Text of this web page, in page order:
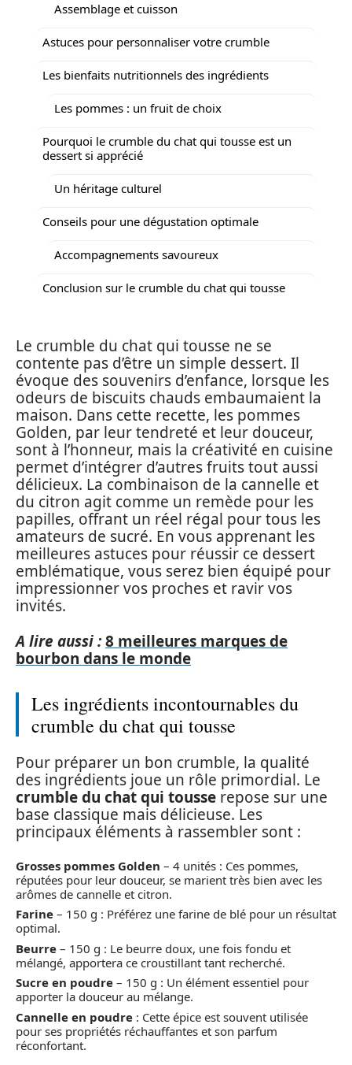
Assemblage et cuisson
Astuces pour personnaliser votre crumble
Les bienfaits nutritionnels des ingrédients
Les pommes : un fruit de choix
Pourquoi le crumble du chat qui tousse est un
dessert si apprécié
Un héritage culturel
Conseils pour une dégustation optimale
Accompagnements savoureux
Conclusion sur le crumble du chat qui tousse
Le crumble du chat qui tousse ne se
contente pas d’être un simple dessert. Il
évoque des souvenirs d’enfance, lorsque les
odeurs de biscuits chauds embaumaient la
maison. Dans cette recette, les pommes
Golden, par leur tendreté et leur douceur,
sont à l’honneur, mais la créativité en cuisine
permet d’intégrer d’autres fruits tout aussi
délicieux. La combinaison de la cannelle et
du citron agit comme un remède pour les
papilles, offrant un réel régal pour tous les
amateurs de sucré. En vous apprenant les
meilleures astuces pour réussir ce dessert
emblématique, vous serez bien équipé pour
impressionner vos proches et ravir vos
invités.
A lire aussi :8 meilleures marques de
bourbon dans le monde
Les ingrédients incontournables du
crumble du chat qui tousse
Pour préparer un bon crumble, la qualité
des ingrédients joue un rôle primordial. Le
crumble du chat qui tousse repose sur une
base classique mais délicieuse. Les
principaux éléments à rassembler sont :
Grosses pommes Golden – 4 unités : Ces pommes,
réputées pour leur douceur, se marient très bien avec les
arômes de cannelle et citron.
Farine – 150 g : Préférez une farine de blé pour un résultat
optimal.
Beurre – 150 g : Le beurre doux, une fois fondu et
mélangé, apportera ce croustillant tant recherché.
Sucre en poudre – 150 g : Un élément essentiel pour
apporter la douceur au mélange.
Cannelle en poudre : Cette épice est souvent utilisée
pour ses propriétés réchauffantes et son parfum
réconfortant.